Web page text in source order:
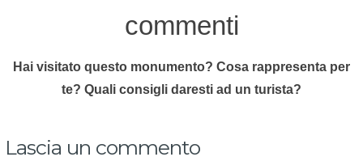
commenti
Hai visitato questo monumento? Cosa rappresenta per
te? Quali consigli daresti ad un turista?
Lascia un commento